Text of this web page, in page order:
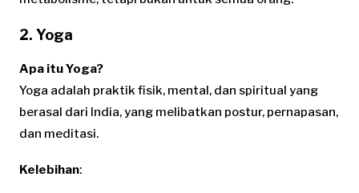
2. Yoga
Apa itu Yoga?
Yoga adalah praktik fisik, mental, dan spiritual yang
berasal dari India, yang melibatkan postur, pernapasan,
dan meditasi.
Kelebihan: